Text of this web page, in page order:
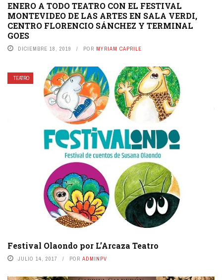
ENERO A TODO TEATRO CON EL FESTIVAL
MONTEVIDEO DE LAS ARTES EN SALA VERDI,
CENTRO FLORENCIO SÁNCHEZ Y TERMINAL
GOES
DICIEMBRE 18, 2019 POR MYRIAM CAPRILE
TEATRO
Festival Olaondo por L’Arcaza Teatro
JULIO 14, 2017 POR ADMINPV